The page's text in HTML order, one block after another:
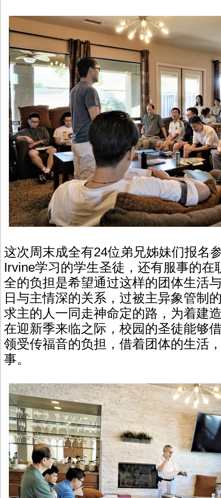
这次周末成全有24位弟兄姊妹们报名
Irvine学习的学生圣徒，还有服事的在
全的负担是希望通过这样的团体生活
日与主情深的关系，过被主异象管制
求主的人一同走神命定的路，为着建
在迎新季来临之际，校园的圣徒能够
领受传福音的负担，借着团体的生活
事。